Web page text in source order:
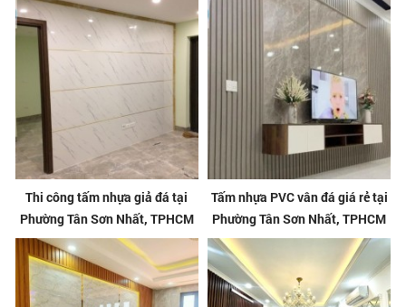
Thi công tấm nhựa giả đá tại
Phường Tân Sơn Nhất, TPHCM
Tấm nhựa PVC vân đá giá rẻ tại
Phường Tân Sơn Nhất, TPHCM